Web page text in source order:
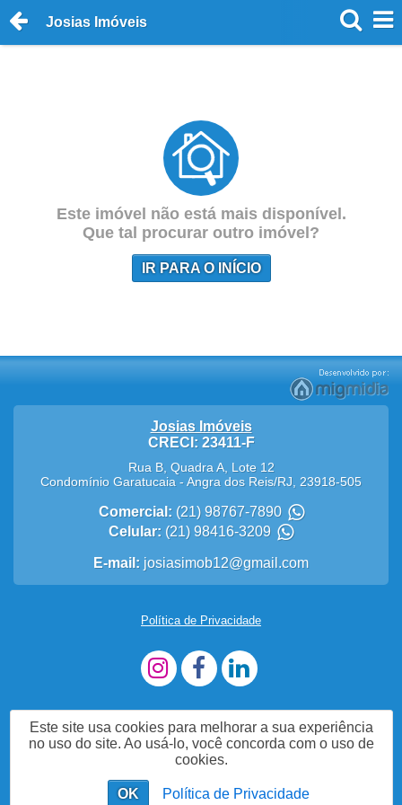
Josias Imóveis
Este imóvel não está mais disponível.
Que tal procurar outro imóvel?
IR PARA O INÍCIO
Josias Imóveis
CRECI: 23411-F
Rua B, Quadra A, Lote 12
Condomínio Garatucaia -Angra dos Reis/RJ 23918-505
Comercial: (21) 98767-7890
Celular: (21) 98416-3209
E-mail: josiasimob12@gmail.com
Política de Privacidade
Este site usa cookies para melhorar a sua experiência
no uso do site. Ao usá-lo, você concorda com o uso de
cookies.
OK Política de Privacidade